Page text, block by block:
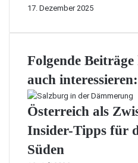
17. Dezember 2025
Folgende
auch interessieren:
Österreich als
Insider-Tipps für
Süden